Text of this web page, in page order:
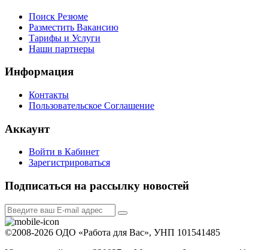
Поиск Резюме
Разместить Вакансию
Тарифы и Услуги
Наши партнеры
Информация
Контакты
Пользовательское Соглашение
Аккаунт
Войти в Кабинет
Зарегистрироваться
Подписаться на рассылку новостей
©2008-2026 ОДО «Работа для Вас», УНП 101541485